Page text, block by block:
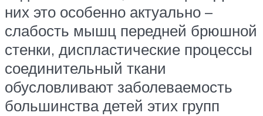
них это особенно актуально –
слабость мышц передней брюшной
стенки, диспластические процессы
соединительный ткани
обусловливают заболеваемость
большинства детей этих групп